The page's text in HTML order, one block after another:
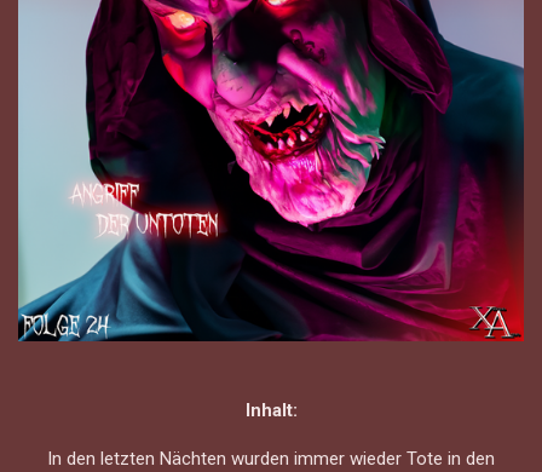
Inhalt:
In den letzten Nächten wurden immer wieder Tote in den